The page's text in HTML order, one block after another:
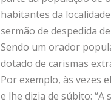
habitantes da
sermão de despedida
Sendo um orador
dotado de carismas
Por exemplo, às vezes
e lhe dizia de súbito: